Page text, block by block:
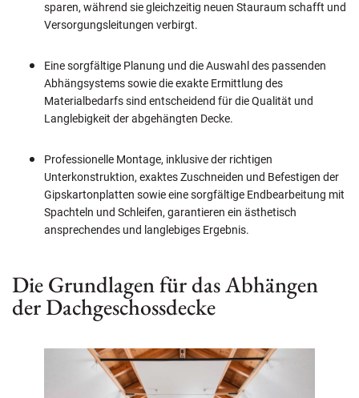
sparen, während sie gleichzeitig neuen Stauraum schafft und
Versorgungsleitungen verbirgt.
Eine sorgfältige Planung und die Auswahl des passenden
Abhängsystems sowie die exakte Ermittlung des
Materialbedarfs sind entscheidend für die Qualität und
Langlebigkeit der abgehängten Decke.
Professionelle Montage, inklusive der richtigen
Unterkonstruktion, exaktes Zuschneiden und Befestigen der
Gipskartonplatten sowie eine sorgfältige Endbearbeitung mit
Spachteln und Schleifen, garantieren ein ästhetisch
ansprechendes und langlebiges Ergebnis.
Die Grundlagen für das Abhängen
der Dachgeschossdecke